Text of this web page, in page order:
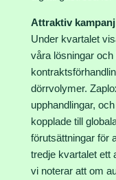
Attraktiv
Under kvartalet
våra lösningar
dörrvolymer.
upphandlingar,
kopplade till
förutsättningar för
tredje kvartalet ett
vi noterar att om